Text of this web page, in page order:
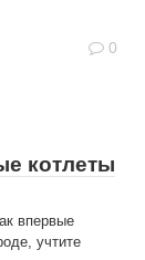
0
котлеты
впервые
учтите